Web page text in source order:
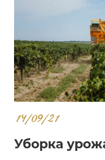
14/09/21
Уборка